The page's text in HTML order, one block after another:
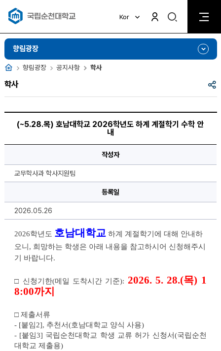
Kor
활
검
비
활
성
화
향림광장
홈 향림광장 공지사항 학사
학사
공
대
2026
학
(~5.28.목) 호남대학교 2026학년도 하계 계절학기 수학 안
내
작성자
교무학사과 학사지원팀
등록일
2026.05.26
2026학년도 호남대학교 하계 계절학기 에 대해 안내하
오니, 희망하는 학생은 아래 내용을 참고하시어 신청해주시
기 바랍니다.
□ 신청기한(메일 도착시간 기준): 2026. 5. 28.(목) 1
8:00까지
□ 제출서류
- [붙임2], 추천서(호남대학교 양식 사용)
- [붙임3] 국립순천대학교 학생 교류 허가 신청서(국립순천
대학교 제출용)